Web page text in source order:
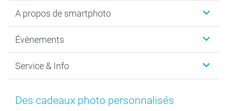
Cadeaux photo
MyNameBook
Développement photo & Tirage photo
Cadres photo & accessoires déco
Calendrier photos & Agendas photo
A propos de smartphoto
Durabilité
Gestion des cookies
Mentions Légales
Évènements
Nouvel An
Fête des Mères
Service & Info
Tarifs et frais de livraison
Des cadeaux photo personnalisés